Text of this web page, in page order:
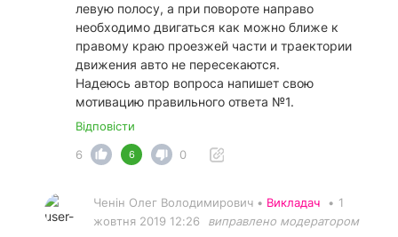
левую полосу, а при повороте направо
необходимо двигаться как можно ближе к
правому краю проезжей части и траектории
движения авто не пересекаются.
Надеюсь автор вопроса напишет свою
мотивацию правильного ответа №1.
Відповісти
6
6 0
Ченін Олег Володимирович • Викладач • 1
жовтня 2019 12:26
виправлено модератором